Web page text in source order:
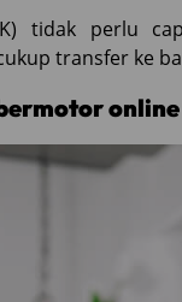
tidak perlu
transfer ke
online